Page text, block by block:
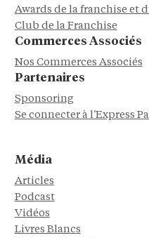
Awards de la franchise et
Club de la Franchise
Commerces Associés
Nos Commerces Associés
Partenaires
Sponsoring
Se connecter à l'Express
Média
Articles
Podcast
Vidéos
Livres Blancs